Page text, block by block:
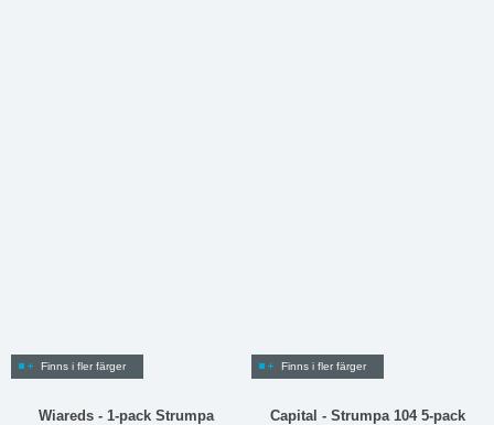
Finns i fler färger
Wiareds - 1-pack Strumpa
Finns i fler färger
Capital - Strumpa 104 5-pack